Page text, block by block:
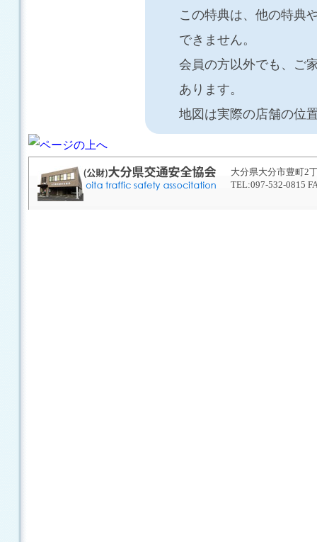
この特典は、他の特典
できません。
会員の方以外でも、ご
あります。
地図は実際の店舗の位
大分県大分市豊町2
TEL:097-532-0815